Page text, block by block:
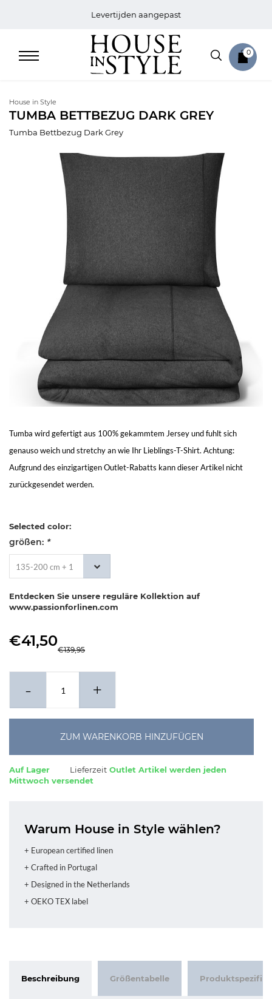
Levertijden aangepast
0
Konto
House in Style
TUMBA BETTBEZUG DARK GREY
Tumba Bettbezug Dark Grey
Tumba wird gefertigt aus 100% gekammtem Jersey und fuhlt sich
genauso weich und stretchy an wie Ihr Lieblings-T-Shirt. Achtung:
Aufgrund des einzigartigen Outlet-Rabatts kann dieser Artikel nicht
zurückgesendet werden.
Selected color:
größen: *
135-200 cm + 1
x 80-80 cm
Entdecken Sie unsere reguläre Kollektion auf
www.passionforlinen.com
€41,50
€139,95
- +
ZUM WARENKORB HINZUFÜGEN
Auf Lager Lieferzeit Outlet Artikel werden jeden
Mittwoch versendet
Warum House in Style wählen?
+ European certified linen
+ Crafted in Portugal
+ Designed in the Netherlands
+ OEKO TEX label
Beschreibung Größentabelle